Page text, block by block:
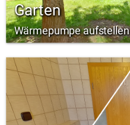
Garten
Wärmepumpe aufstellen